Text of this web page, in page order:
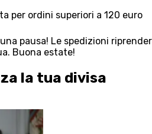
per ordini superiori a 120 euro
pausa! Le spedizioni
Buona estate!
la tua divisa